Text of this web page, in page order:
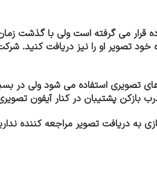
قرار می گرفته است ولی با گذشت
تصویر او را نیز دریافت کنید.
تصویری استفاده می شود ولی در
بازکن پشتیبان در کنار آیفون
دریافت تصویر مراجعه کننده